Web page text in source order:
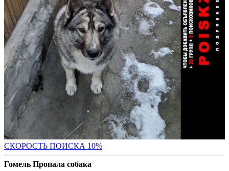
СКОРОСТЬ ПОИСКА 10%
Гомель Пропала собака